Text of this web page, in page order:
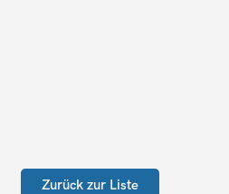
Zurück zur Liste